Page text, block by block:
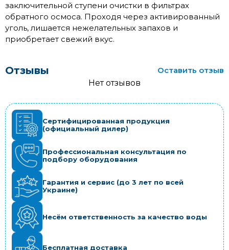
заключительной ступени очистки в фильтрах
обратного осмоса. Проходя через активированный
уголь, лишается нежелательных запахов и
приобретает свежий вкус.
Отзывы
Оставить отзыв
Нет отзывов
Сертифицированная продукция
(официальный дилер)
Профессиональная консультация по
подбору оборудования
Гарантия и сервис (до 3 лет по всей
Украине)
Несём ответственность за качество воды
Бесплатная доставка